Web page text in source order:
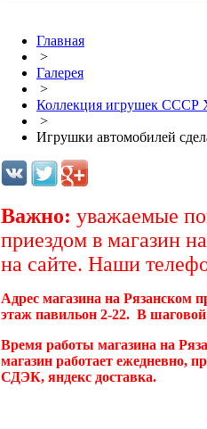
Главная
>
Галерея
>
Коллекция игрушек
>
Игрушки автомобилей
Важно: уважаемые
приездом в магазин
на сайте. Наши
Адрес магазина на Рязанском
этаж павильон 2-22. В
Время работы магазина на
магазин работает ежедневно,
СДЭК, яндекс доставка.